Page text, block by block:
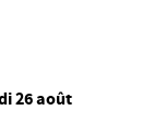
26 août